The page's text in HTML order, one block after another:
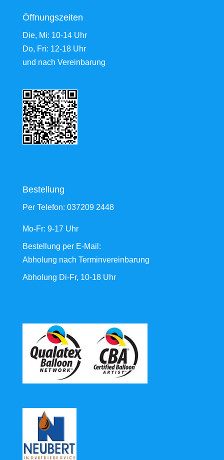
Öffnungszeiten
Die, Mi: 10-14 Uhr
Do, Fri: 12-18 Uhr
und nach Vereinbarung
Bestellung
Per Telefon: 037209 2448
Mo-Fr: 9-17 Uhr
Bestellung per E-Mail :
Abholung nach Terminvereinbarung
Abholung Di-Fr, 10-18 Uhr